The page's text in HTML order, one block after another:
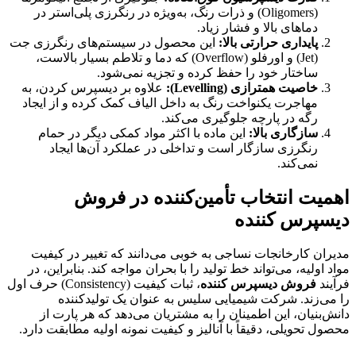
(Oligomers) و ذرات رنگ، به‌ویژه در رنگرزی پلی‌استر در
دماهای بالا و فشار زیاد.
پایداری حرارتی بالا: این محصول در سیستم‌های رنگرزی جت
(Jet) و اورفلو (Overflow) که دما و تلاطم بسیار بالاست،
ساختار خود را حفظ کرده و تجزیه نمی‌شود.
خاصیت همترازی (Levelling):
علاوه بر دیسپرس کردن، به
مهاجرت یکنواخت رنگ به داخل الیاف کمک کرده و از ایجاد
رگه در پارچه جلوگیری می‌کند.
سازگاری بالا: این ماده با اکثر مواد کمکی دیگر در حمام
رنگرزی سازگار است و تداخلی در عملکرد آن‌ها ایجاد
نمی‌کند.
اهمیت انتخاب تأمین‌کننده در فروش
دیسپرس کننده
مدیران کارخانجات نساجی به خوبی می‌دانند که تغییر در کیفیت
مواد اولیه، می‌تواند خط تولید را با بحران مواجه کند. بنابراین، در
فرآیند فروش دیسپرس کننده
، ثبات کیفیت (Consistency) حرف اول
را می‌زند. شرکت شیمیایی سلیس به عنوان یک تولیدکننده
دانش‌بنیان، این اطمینان را به مشتریان می‌دهد که هر پارت از
محصول تحویلی، دقیقاً با آنالیز و کیفیت نمونه اولیه مطابقت دارد.